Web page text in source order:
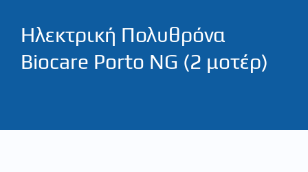
Ηλεκτρική Πολυθρόνα
Biocare Porto NG (2 μοτέρ)